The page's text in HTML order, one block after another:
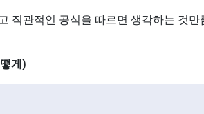
직관적인 공식을 따르면 생각하는 것만
게)